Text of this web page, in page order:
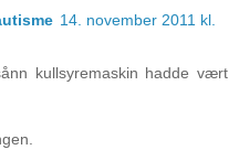
14. november 2011 kl.
kullsyremaskin hadde vært